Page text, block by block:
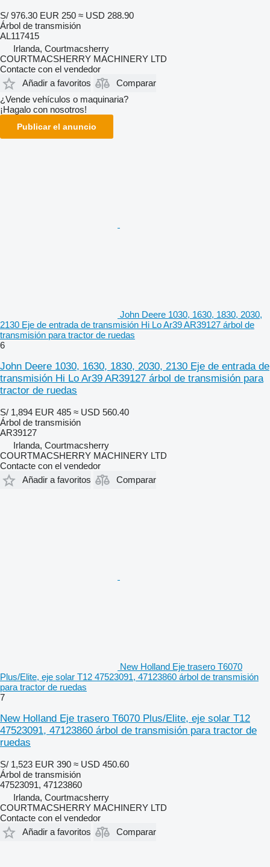
S/ 976.30 EUR 250 ≈ USD 288.90
Árbol de transmisión
AL117415
Irlanda, Courtmacsherry
COURTMACSHERRY MACHINERY LTD
Contacte con el vendedor
Añadir a favoritos
Comparar
¿Vende vehículos o maquinaria?
¡Hagalo con nosotros!
Publicar el anuncio
John Deere 1030, 1630, 1830, 2030,
2130 Eje de entrada de transmisión Hi Lo Ar39 AR39127 árbol de
transmisión para tractor de ruedas
6
John Deere 1030, 1630, 1830, 2030, 2130 Eje de entrada de
transmisión Hi Lo Ar39 AR39127 árbol de transmisión para
tractor de ruedas
S/ 1,894 EUR 485 ≈ USD 560.40
Árbol de transmisión
AR39127
Irlanda, Courtmacsherry
COURTMACSHERRY MACHINERY LTD
Contacte con el vendedor
Añadir a favoritos
Comparar
New Holland Eje trasero T6070
Plus/Elite, eje solar T12 47523091, 47123860 árbol de transmisión
para tractor de ruedas
7
New Holland Eje trasero T6070 Plus/Elite, eje solar T12
47523091, 47123860 árbol de transmisión para tractor de
ruedas
S/ 1,523 EUR 390 ≈ USD 450.60
Árbol de transmisión
47523091, 47123860
Irlanda, Courtmacsherry
COURTMACSHERRY MACHINERY LTD
Contacte con el vendedor
Añadir a favoritos
Comparar